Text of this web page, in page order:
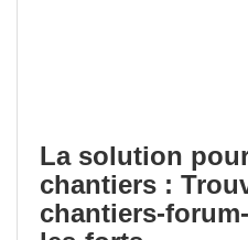
La solution
chantiers :
chantiers-